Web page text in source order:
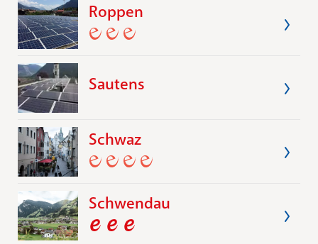
Roppen
Sautens
Schwaz
Schwendau